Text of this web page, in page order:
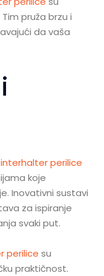
pruža brzu i
da vaša
perilice
koje
Inovativni sustavi
za ispiranje
svaki put.
perilice su
praktičnost.